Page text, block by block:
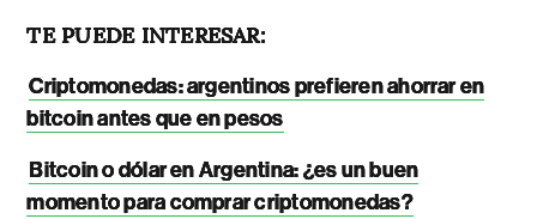
TE PUEDE INTERESAR:
Criptomonedas: argentinos prefieren ahorrar en
bitcoin antes que en pesos
Bitcoin o dólar en Argentina: ¿es un buen
momento para comprar criptomonedas?